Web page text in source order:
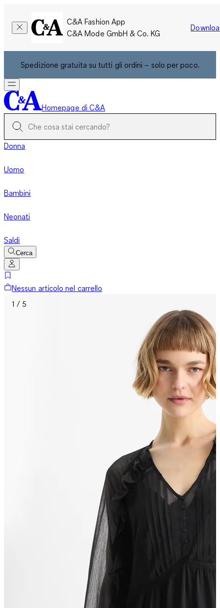
C&A Fashion App
C&A Mode GmbH & Co. KG
Spedizione gratuita su tutti gli ordini – solo per poco.
Homepage di C&A
Donna
Uomo
Bambini
Neonati
Saldi
Cerca
Nessun articolo nel carrello
1 / 5